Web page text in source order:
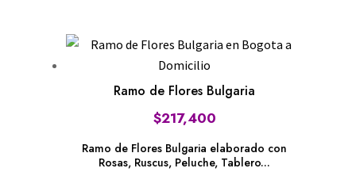
Ramo de Flores Bulgaria
$217,400
Ramo de Flores Bulgaria elaborado con
Rosas, Ruscus, Peluche, Tablero...